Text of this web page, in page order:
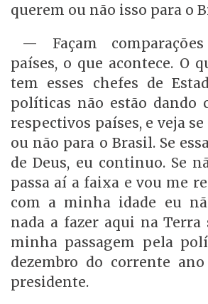
querem ou não isso para o
— Façam
países, o que acontece. O
tem esses chefes de
políticas não estão dando
respectivos países, e veja
ou não para o Brasil. Se
de Deus, eu continuo. Se
passa aí a faixa e vou me
com a minha idade eu
nada a fazer aqui na Terra
minha passagem pela
dezembro do corrente
presidente.